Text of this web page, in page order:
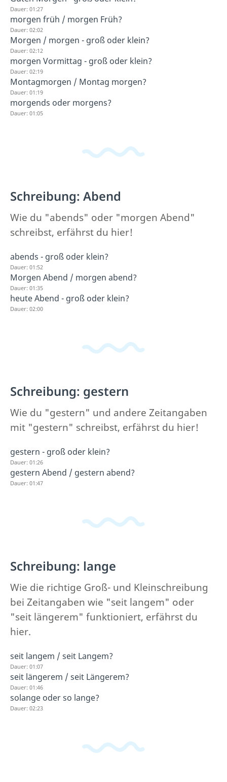
Dauer: 01:27
morgen früh / morgen Früh?
Dauer: 02:02
Morgen / morgen - groß oder klein?
Dauer: 02:12
morgen Vormittag - groß oder klein?
Dauer: 02:19
Montagmorgen / Montag morgen?
Dauer: 01:19
morgends oder morgens?
Dauer: 01:05
Schreibung: Abend
Wie du "abends" oder "morgen Abend"
schreibst, erfährst du hier!
abends - groß oder klein?
Dauer: 01:52
Morgen Abend / morgen abend?
Dauer: 01:35
heute Abend - groß oder klein?
Dauer: 02:00
Schreibung: gestern
Wie du "gestern" und andere Zeitangaben
mit "gestern" schreibst, erfährst du hier!
gestern - groß oder klein?
Dauer: 01:26
gestern Abend / gestern abend?
Dauer: 01:47
Schreibung: lange
Wie die richtige Groß- und Kleinschreibung
bei Zeitangaben wie "seit langem" oder
"seit längerem" funktioniert, erfährst du
hier.
seit langem / seit Langem?
Dauer: 01:07
seit längerem / seit Längerem?
Dauer: 01:46
solange oder so lange?
Dauer: 02:23